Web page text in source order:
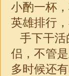
小酌一杯
英雄排行
手下干活
侣，不管
多时候还